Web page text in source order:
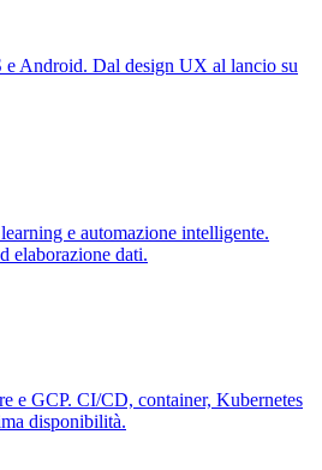
e Android. Dal design UX al lancio su
e automazione intelligente.
elaborazione dati.
e GCP. CI/CD, container, Kubernetes
disponibilità.